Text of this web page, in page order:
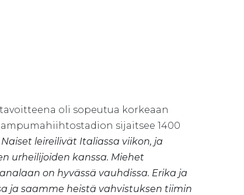
oli sopeutua korkeaan
sijaitsee 1400
leireilivät Italiassa viikon, ja
urheilijoiden kanssa. Miehet
on hyvässä vauhdissa. Erika ja
ja saamme heistä vahvistuksen tiimin